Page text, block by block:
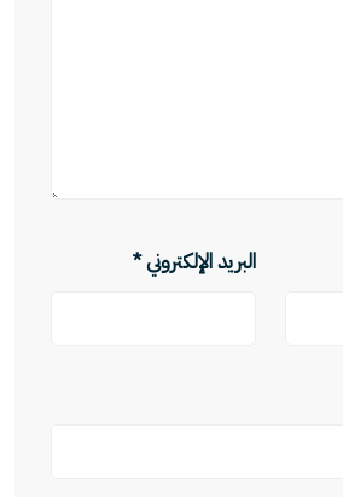
البريد الإلكتروني*